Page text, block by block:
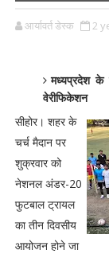
आर्यावर्त डेस्क 2
मध्यप्रदेश के
वेरीफिकेशन
सीहोर। शहर के
चर्च मैदान पर
शुक्रवार को
नेशनल अंडर-20
फुटबाल ट्रायल
का तीन दिवसीय
आयोजन होने जा